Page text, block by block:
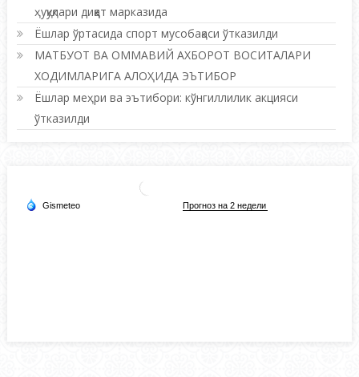
ҳуқуқлари диққат марказида
Ёшлар ўртасида спорт мусобақаси ўтказилди
МАТБУОТ ВА ОММАВИЙ АХБОРОТ ВОСИТАЛАРИ
ХОДИМЛАРИГА АЛОҲИДА ЭЪТИБОР
Ёшлар меҳри ва эътибори: кўнгиллилик акцияси
ўтказилди